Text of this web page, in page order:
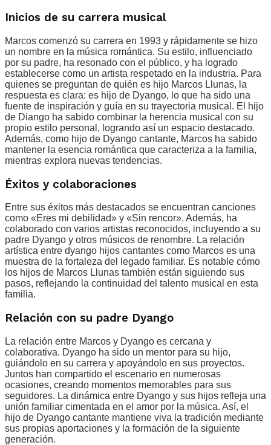
Inicios de su carrera musical
Marcos comenzó su carrera en 1993 y rápidamente se hizo
un nombre en la música romántica. Su estilo, influenciado
por su padre, ha resonado con el público, y ha logrado
establecerse como un artista respetado en la industria. Para
quienes se preguntan de quién es hijo Marcos Llunas, la
respuesta es clara: es hijo de Dyango, lo que ha sido una
fuente de inspiración y guía en su trayectoria musical. El hijo
de Diango ha sabido combinar la herencia musical con su
propio estilo personal, logrando así un espacio destacado.
Además, como hijo de Dyango cantante, Marcos ha sabido
mantener la esencia romántica que caracteriza a la familia,
mientras explora nuevas tendencias.
Éxitos y colaboraciones
Entre sus éxitos más destacados se encuentran canciones
como «Eres mi debilidad» y «Sin rencor». Además, ha
colaborado con varios artistas reconocidos, incluyendo a su
padre Dyango y otros músicos de renombre. La relación
artística entre dyango hijos cantantes como Marcos es una
muestra de la fortaleza del legado familiar. Es notable cómo
los hijos de Marcos Llunas también están siguiendo sus
pasos, reflejando la continuidad del talento musical en esta
familia.
Relación con su padre Dyango
La relación entre Marcos y Dyango es cercana y
colaborativa. Dyango ha sido un mentor para su hijo,
guiándolo en su carrera y apoyándolo en sus proyectos.
Juntos han compartido el escenario en numerosas
ocasiones, creando momentos memorables para sus
seguidores. La dinámica entre Dyango y sus hijos refleja una
unión familiar cimentada en el amor por la música. Así, el
hijo de Dyango cantante mantiene viva la tradición mediante
sus propias aportaciones y la formación de la siguiente
generación.